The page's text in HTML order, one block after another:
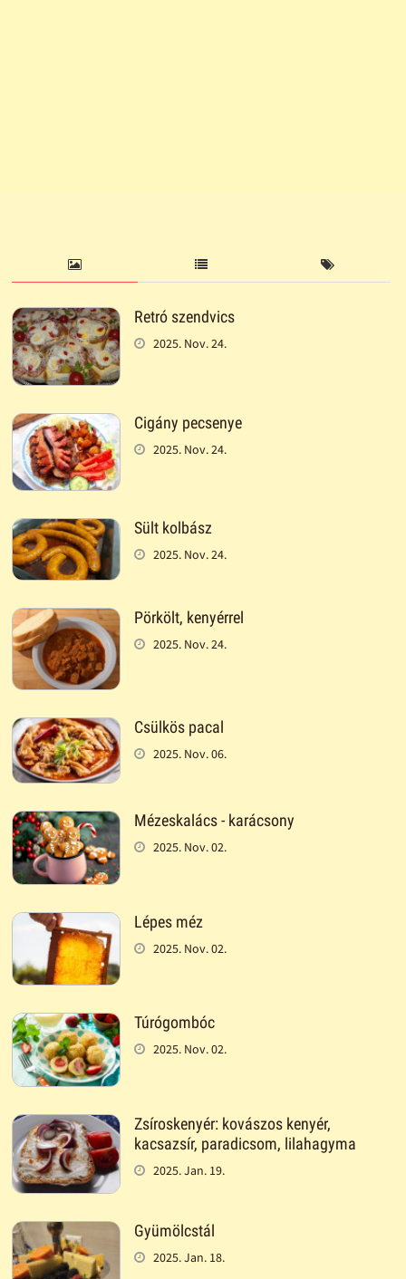
Retró szendvics
2025. Nov. 24.
Cigány pecsenye
2025. Nov. 24.
Sült kolbász
2025. Nov. 24.
Pörkölt, kenyérrel
2025. Nov. 24.
Csülkös pacal
2025. Nov. 06.
Mézeskalács - karácsony
2025. Nov. 02.
Lépes méz
2025. Nov. 02.
Túrógombóc
2025. Nov. 02.
Zsíroskenyér: kovászos kenyér,
kacsazsír, paradicsom, lilahagyma
2025. Jan. 19.
Gyümölcstál
2025. Jan. 18.